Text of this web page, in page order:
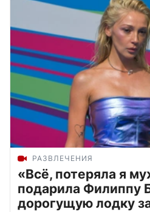
РАЗВЛЕЧЕНИЯ
«Всё, потеряла я
подарила Филиппу
дорогущую лодку